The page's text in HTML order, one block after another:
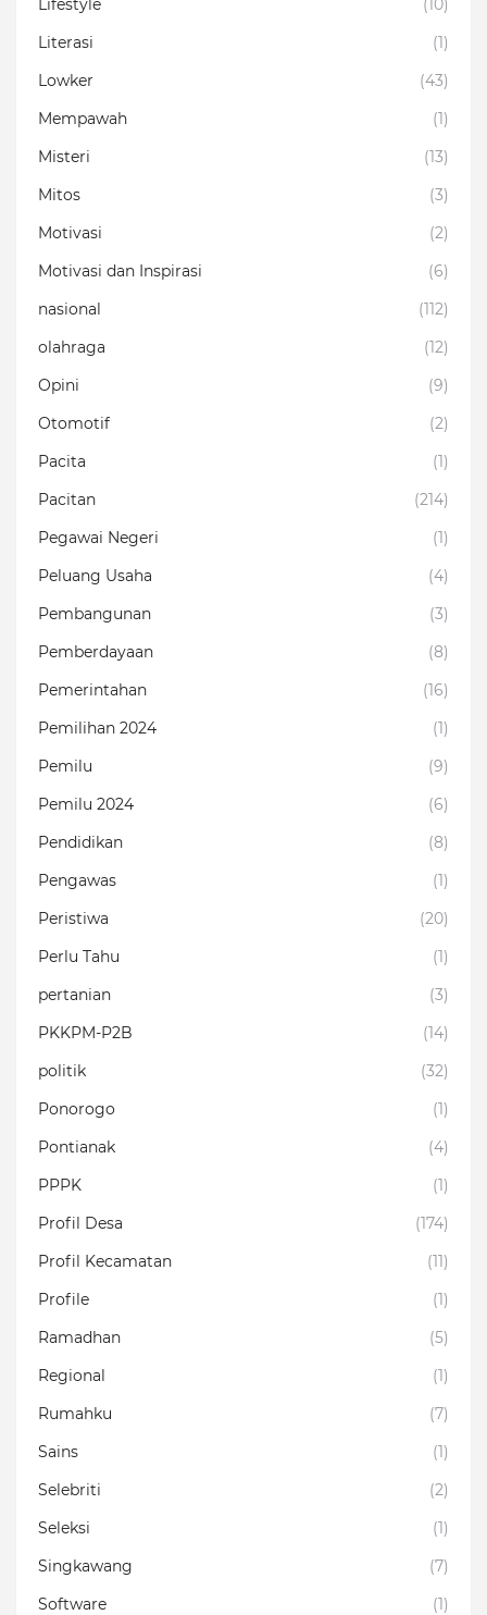
Lifestyle
(10)
Literasi
(1)
Lowker
(43)
Mempawah
(1)
Misteri
(13)
Mitos
(3)
Motivasi
(2)
Motivasi dan Inspirasi
(6)
nasional
(112)
olahraga
(12)
Opini
(9)
Otomotif
(2)
Pacita
(1)
Pacitan
(214)
Pegawai Negeri
(1)
Peluang Usaha
(4)
Pembangunan
(3)
Pemberdayaan
(8)
Pemerintahan
(16)
Pemilihan 2024
(1)
Pemilu
(9)
Pemilu 2024
(6)
Pendidikan
(8)
Pengawas
(1)
Peristiwa
(20)
Perlu Tahu
(1)
pertanian
(3)
PKKPM-P2B
(14)
politik
(32)
Ponorogo
(1)
Pontianak
(4)
PPPK
(1)
Profil Desa
(174)
Profil Kecamatan
(11)
Profile
(1)
Ramadhan
(5)
Regional
(1)
Rumahku
(7)
Sains
(1)
Selebriti
(2)
Seleksi
(1)
Singkawang
(7)
Software
(1)